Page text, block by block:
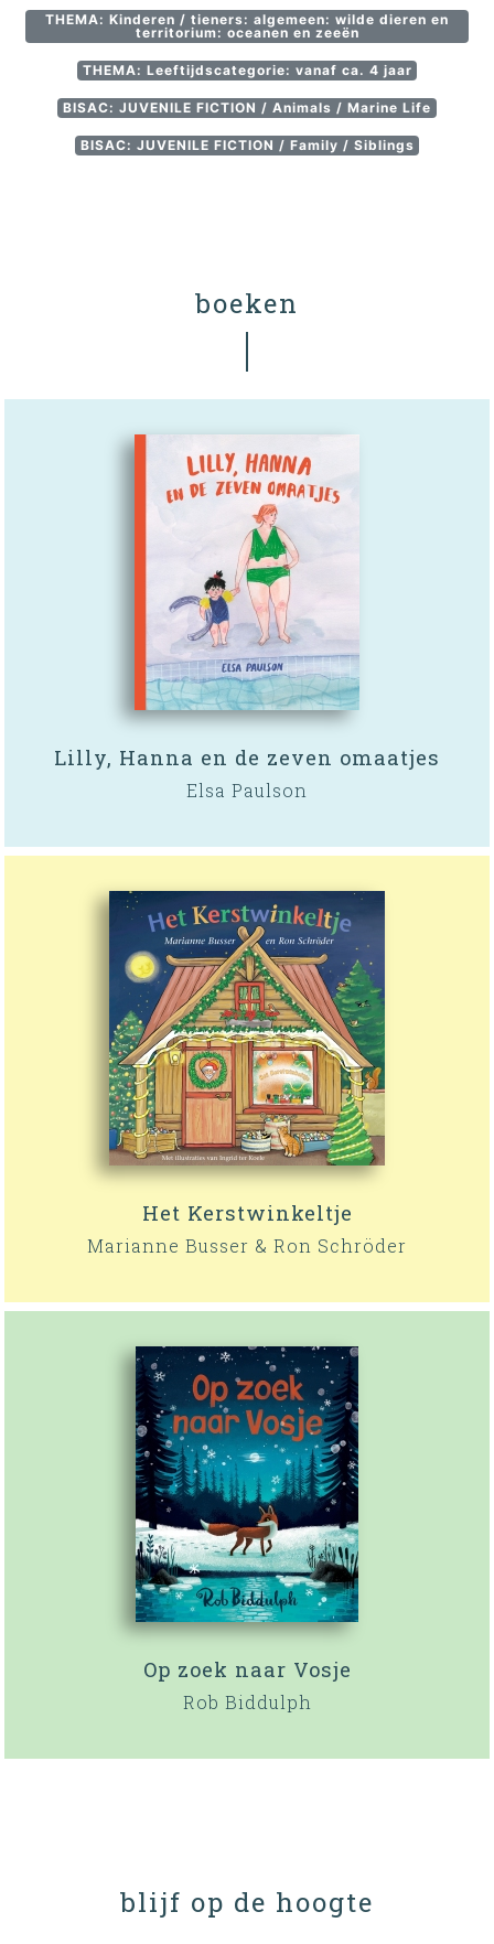
THEMA: Kinderen / tieners: algemeen: wilde dieren en
territorium: oceanen en zeeën
THEMA: Leeftijdscategorie: vanaf ca. 4 jaar
BISAC: JUVENILE FICTION / Animals / Marine Life
BISAC: JUVENILE FICTION / Family / Siblings
boeken
Lilly, Hanna en de zeven omaatjes
Elsa Paulson
Het Kerstwinkeltje
Marianne Busser & Ron Schröder
Op zoek naar Vosje
Rob Biddulph
blijf op de hoogte